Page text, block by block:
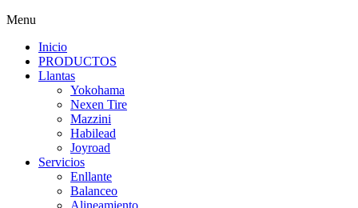
Menu
Inicio
PRODUCTOS
Llantas
Yokohama
Nexen Tire
Mazzini
Habilead
Joyroad
Servicios
Enllante
Balanceo
Alineamiento